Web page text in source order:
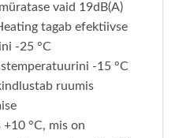
vaid 19dB(A)
tagab efektiivse
-25 °C
-15 °C
ruumis
°C, mis on